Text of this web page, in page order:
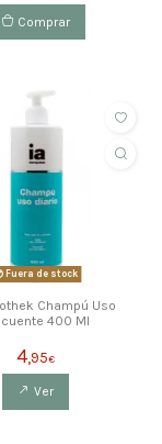
Comprar
Fuera de stock
Champú Uso
400 Ml
4,95€
Ver